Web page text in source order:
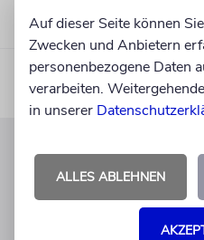
+49 30
Mo-Do
Auf dieser Seite können
Zwecken und Anbietern
personenbezogene Daten
verarbeiten.
in unserer
ALLES ABLEHNEN